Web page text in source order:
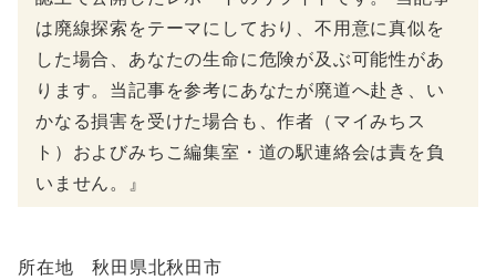
は廃線探索をテーマにしており、不用意に真似を
した場合、あなたの生命に危険が及ぶ可能性があ
ります。当記事を参考にあなたが廃道へ赴き、い
かなる損害を受けた場合も、作者（マイみちス
ト）およびみちこ編集室・道の駅連絡会は責を負
いません。』
所在地 秋田県北秋田市